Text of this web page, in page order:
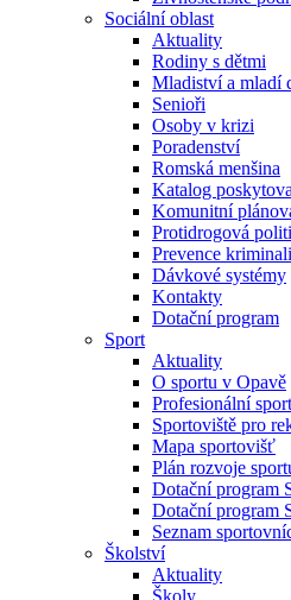
Sociální oblast
Aktuality
Rodiny s dětmi
Mladiství a mladí
Senioři
Osoby v krizi
Poradenství
Romská menšina
Katalog
Komunitní
Protidrogová
Prevence
Dávkové systémy
Kontakty
Dotační program
Sport
Aktuality
O sportu v Opavě
Profesionální sport
Sportoviště pro
Mapa sportovišť
Plán rozvoje
Dotační program
Dotační program
Seznam
Školství
Aktuality